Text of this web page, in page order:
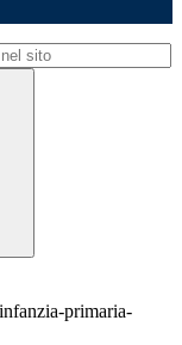
primaria-